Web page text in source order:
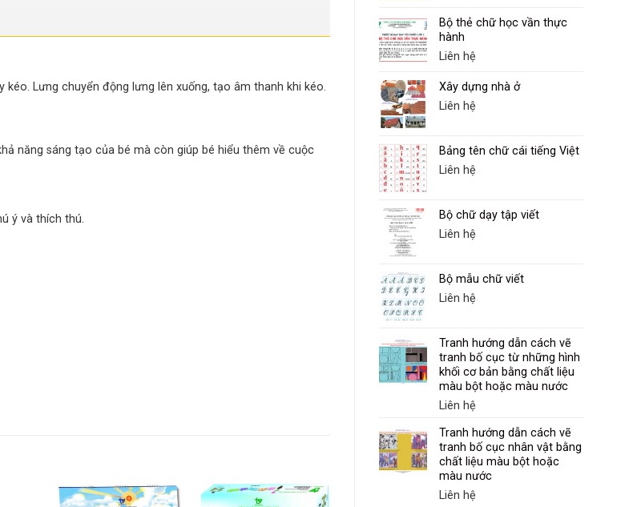
Bộ thẻ chữ học vần thực
hành
Liên hệ
Xây dựng nhà ở
Liên hệ
Bảng tên chữ cái tiếng Việt
Liên hệ
Bộ chữ dạy tập viết
Liên hệ
Bộ mẫu chữ viết
Liên hệ
Tranh hướng dẫn cách vẽ
tranh bố cục từ những hình
khối cơ bản bằng chất liệu
màu bột hoặc màu nước
Liên hệ
Tranh hướng dẫn cách vẽ
tranh bố cục nhân vật bằng
chất liệu màu bột hoặc
màu nước
Liên hệ
Lưng chuyển động lưng lên xuống, tạo âm thanh khi kéo.
năng sáng tạo của bé mà còn giúp bé hiểu thêm về cuộc
ý và thích thú.